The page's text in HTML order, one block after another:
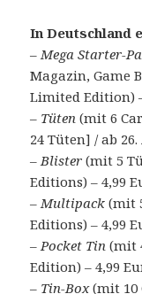
In Deutschland
– Mega Starter-
Magazin, Game
Limited Edition)
– Tüten (mit 6
24 Tüten] / ab
– Blister (mit 5
Editions) – 4,99
– Multipack (mit
Editions) – 4,99
– Pocket Tin (mit
Edition) – 4,99
– Tin-Box(mit 10